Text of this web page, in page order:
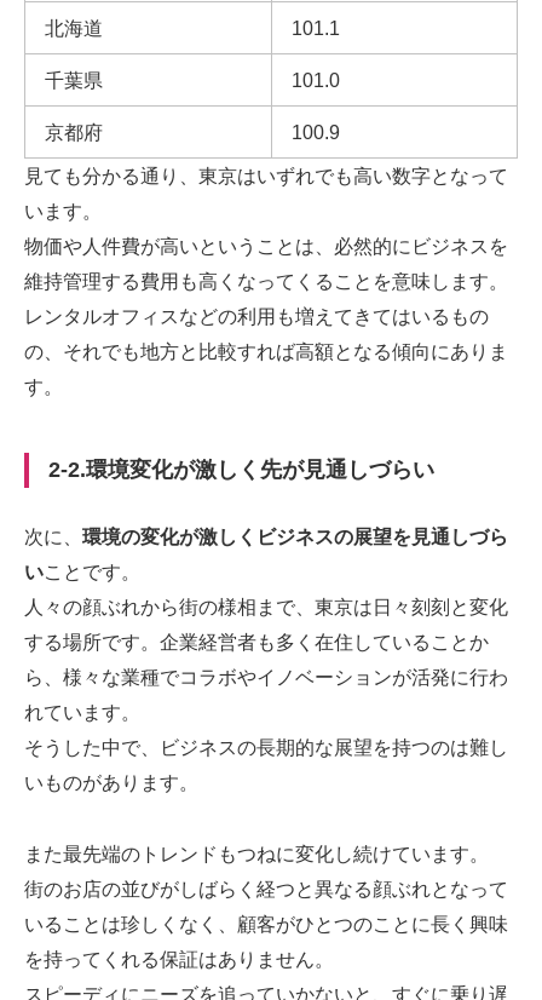
北海道 101.1
千葉県 101.0
京都府 100.9
見ても分かる通り、東京はいずれでも高い数字となって
います。
物価や人件費が高いということは、必然的にビジネスを
維持管理する費用も高くなってくることを意味します。
レンタルオフィスなどの利用も増えてきてはいるもの
の、それでも地方と比較すれば高額となる傾向にありま
す。
2-2.環境変化が激しく先が見通しづらい
次に、 環境の変化が激しくビジネスの展望を見通しづら
いことです。
人々の顔ぶれから街の様相まで、東京は日々刻刻と変化
する場所です。企業経営者も多く在住していることか
ら、様々な業種でコラボやイノベーションが活発に行わ
れています。
そうした中で、ビジネスの長期的な展望を持つのは難し
いものがあります。
また最先端のトレンドもつねに変化し続けています。
街のお店の並びがしばらく経つと異なる顔ぶれとなって
いることは珍しくなく、顧客がひとつのことに長く興味
を持ってくれる保証はありません。
スピーディにニーズを追っていかないと、すぐに乗り遅